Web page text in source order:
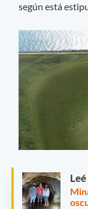
según está